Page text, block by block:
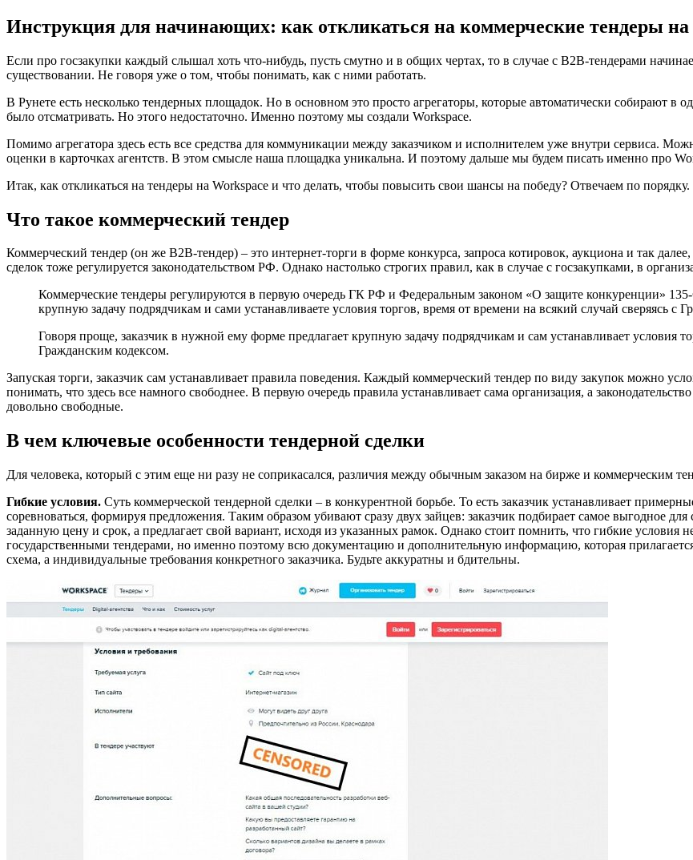
Инструкция для начинающих: как откликаться на коммерческие тендеры на
Если про госзакупки каждый слышал хоть что-нибудь, пусть смутно и в общих чертах, то в случае с B2B-тендерами
существовании. Не говоря уже о том, чтобы понимать, как с ними работать.
В Рунете есть несколько тендерных площадок. Но в основном это просто агрегаторы, которые автоматически собирают в
было отсматривать. Но этого недостаточно. Именно поэтому мы создали Workspace.
Помимо агрегатора здесь есть все средства для коммуникации между заказчиком и исполнителем уже внутри сервиса.
оценки в карточках агентств. В этом смысле наша площадка уникальна. И поэтому дальше мы будем писать именно про
Итак, как откликаться на тендеры на Workspace и что делать, чтобы повысить свои шансы на победу? Отвечаем по порядку.
Что такое коммерческий тендер
Коммерческий тендер (он же B2B-тендер) – это интернет-торги в форме конкурса, запроса котировок, аукциона и так
сделок тоже регулируется законодательством РФ. Однако настолько строгих правил, как в случае с госзакупками, в
Коммерческие тендеры регулируются в первую очередь ГК РФ и Федеральным законом «О защите конкуренции»
крупную задачу подрядчикам и сами устанавливаете условия торгов, время от времени на всякий случай сверяясь с
Говоря проще, заказчик в нужной ему форме предлагает крупную задачу подрядчикам и сам устанавливает условия
Гражданским кодексом.
Запуская торги, заказчик сам устанавливает правила поведения. Каждый коммерческий тендер по виду закупок можно
понимать, что здесь все намного свободнее. В первую очередь правила устанавливает сама организация, а
довольно свободные.
В чем ключевые особенности тендерной сделки
Для человека, который с этим еще ни разу не соприкасался, различия между обычным заказом на бирже и коммерческим
Гибкие условия. Суть коммерческой тендерной сделки – в конкурентной борьбе. То есть заказчик устанавливает
соревноваться, формируя предложения. Таким образом убивают сразу двух зайцев: заказчик подбирает самое выгодное
заданную цену и срок, а предлагает свой вариант, исходя из указанных рамок. Однако стоит помнить, что гибкие условия
государственными тендерами, но именно поэтому всю документацию и дополнительную информацию, которая
схема, а индивидуальные требования конкретного заказчика. Будьте аккуратны и бдительны.